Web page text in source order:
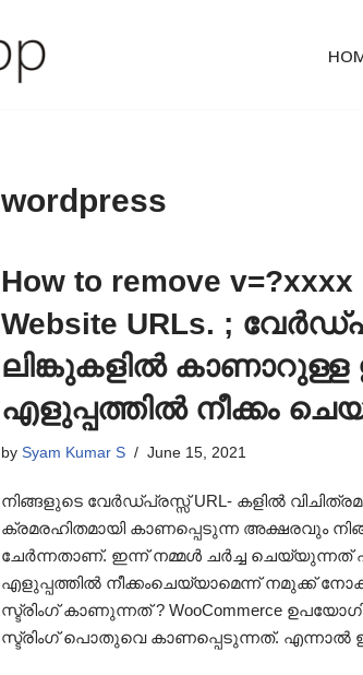
wordpress
How to remove
Website URLs. ;
ലിങ്കുകളിൽ
എളുപ്പത്തിൽ നീക്കം
bySyam Kumar S June 15, 2021
നിങ്ങളുടെ വേർഡ്പ്രസ്സ് URL- കളിൽ
ക്രമരഹിതമായി കാണപ്പെടുന്ന അക്ഷരവും
ചേർന്നതാണ്. ഇന്ന് നമ്മൾ ചർച്ച ചെയ്യുന്നത്
എളുപ്പത്തിൽ നീക്കംചെയ്യാമെന്ന് നമുക്ക്
സ്ട്രിംഗ് കാണുന്നത് ? WooCommerce
സ്ട്രിംഗ് പൊതുവെ കാണപ്പെടുന്നത്.